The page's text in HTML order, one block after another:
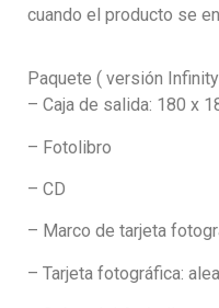
cuando el producto se
Paquete ( versión
– Caja de salida: 180 x
– Fotolibro
– CD
– Marco de tarjeta
– Tarjeta fotográfica: